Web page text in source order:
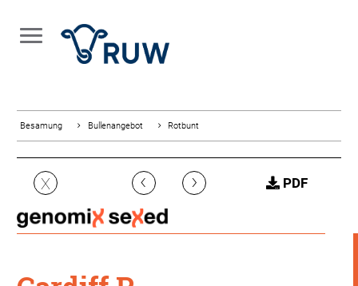
Besamung Bullenangebot Rotbunt
X ‹ › PDF